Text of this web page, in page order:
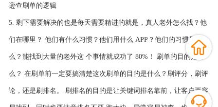
逊查刷单的逻辑
5. 剩下需要解决的也是每天需要精进的就是，真人老外怎么找？他
们在哪里？ 他们有什么习惯？他们用什么 APP？他们的习惯是什
么？能找到大量的老外这 个事情就成功了 80%！ 刷单的目的是什
么？ 在刷单前一定要搞清楚这次刷单的目的是什么？刷评分，刷评
论，还是刷排名。 刷排名的目的是让关键词排名靠前，让客户更容